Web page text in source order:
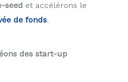
seed et accélérons le
de fonds.
des start-up